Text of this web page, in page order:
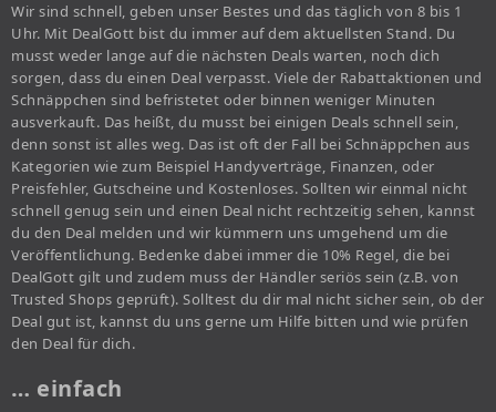
Wir sind schnell, geben unser Bestes und das täglich von 8 bis 1
Uhr. Mit DealGott bist du immer auf dem aktuellsten Stand. Du
musst weder lange auf die nächsten Deals warten, noch dich
sorgen, dass du einen Deal verpasst. Viele der Rabattaktionen und
Schnäppchen sind befristetet oder binnen weniger Minuten
ausverkauft. Das heißt, du musst bei einigen Deals schnell sein,
denn sonst ist alles weg. Das ist oft der Fall bei Schnäppchen aus
Kategorien wie zum Beispiel Handyverträge, Finanzen, oder
Preisfehler, Gutscheine und Kostenloses. Sollten wir einmal nicht
schnell genug sein und einen Deal nicht rechtzeitig sehen, kannst
du den Deal melden und wir kümmern uns umgehend um die
Veröffentlichung. Bedenke dabei immer die 10% Regel, die bei
DealGott gilt und zudem muss der Händler seriös sein (z.B. von
Trusted Shops geprüft). Solltest du dir mal nicht sicher sein, ob der
Deal gut ist, kannst du uns gerne um Hilfe bitten und wie prüfen
den Deal für dich.
… einfach